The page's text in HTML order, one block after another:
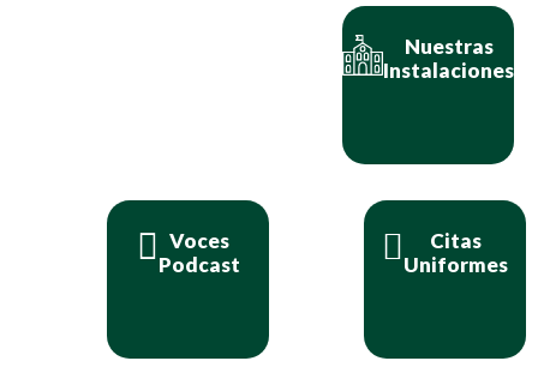
Nuestras
Instalaciones
Voces
Podcast
Citas
Uniformes